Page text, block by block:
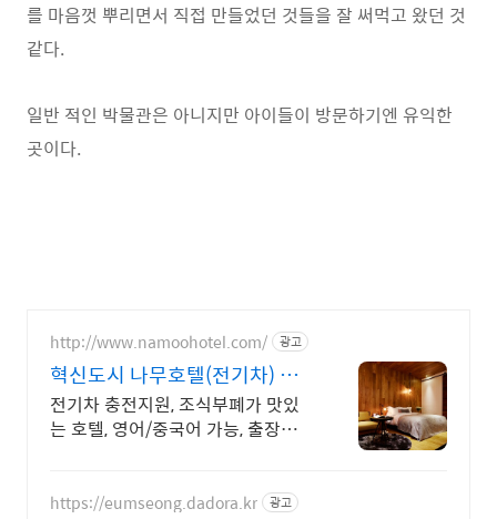
를 마음껏 뿌리면서 직접 만들었던 것들을 잘 써먹고 왔던 것
같다.
일반 적인 박물관은 아니지만 아이들이 방문하기엔 유익한
곳이다.
http://www.namoohotel.com/ 광고
혁신도시 나무호텔(전기차) 홈
페이지 예약시 10% 할인
전기차 충전지원, 조식부폐가 맛있
는 호텔, 영어/중국어 가능, 출장객
https://eumseong.dadora.kr 광고